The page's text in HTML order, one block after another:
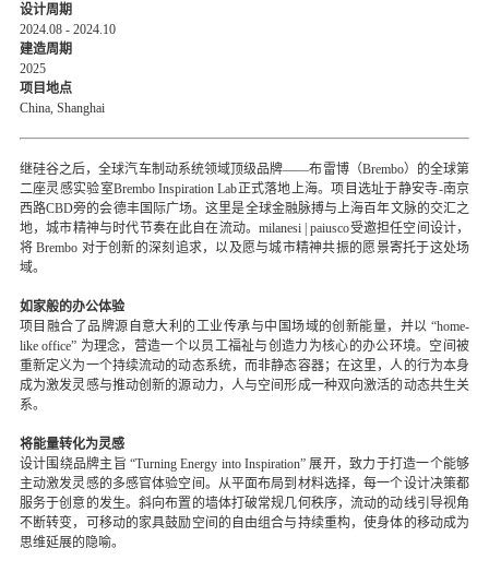
设计周期
2024.08 - 2024.10
建造周期
2025
项目地点
China, Shanghai
继硅谷之后，全球汽车制动系统领域顶级品牌——布雷博（Brembo）的全球第
二座灵感实验室Brembo Inspiration Lab正式落地上海。项目选址于静安寺-南京
西路CBD旁的会德丰国际广场。这里是全球金融脉搏与上海百年文脉的交汇之
地，城市精神与时代节奏在此自在流动。milanesi | paiusco受邀担任空间设计，
将 Brembo 对于创新的深刻追求，以及愿与城市精神共振的愿景寄托于这处场
域。
如家般的办公体验
项目融合了品牌源自意大利的工业传承与中国场域的创新能量，并以 “home-
like office” 为理念，营造一个以员工福祉与创造力为核心的办公环境。空间被
重新定义为一个持续流动的动态系统，而非静态容器；在这里，人的行为本身
成为激发灵感与推动创新的源动力，人与空间形成一种双向激活的动态共生关
系。
将能量转化为灵感
设计围绕品牌主旨 “Turning Energy into Inspiration” 展开，致力于打造一个能够
主动激发灵感的多感官体验空间。从平面布局到材料选择，每一个设计决策都
服务于创意的发生。斜向布置的墙体打破常规几何秩序，流动的动线引导视角
不断转变，可移动的家具鼓励空间的自由组合与持续重构，使身体的移动成为
思维延展的隐喻。